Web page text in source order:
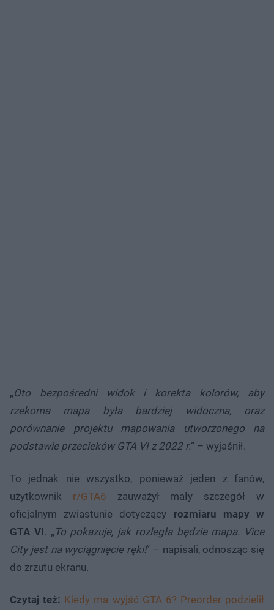
„Oto bezpośredni widok i korekta kolorów, aby
rzekoma mapa była bardziej widoczna, oraz
porównanie projektu mapowania utworzonego na
podstawie przecieków GTA VI z 2022 r.” – wyjaśnił.
To jednak nie wszystko, ponieważ jeden z fanów,
użytkownik r/GTA6 zauważył mały szczegół w
oficjalnym zwiastunie dotyczący rozmiaru mapy w
GTA VI. „ To pokazuje, jak rozległa będzie mapa. Vice
City jest na wyciągnięcie ręki!” – napisali, odnosząc się
do zrzutu ekranu.
Czytaj też: Kiedy ma wyjść GTA 6? Preorder podzielił